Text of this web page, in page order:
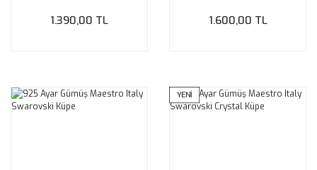
1.390,00 TL 1.600,00 TL
YENİ